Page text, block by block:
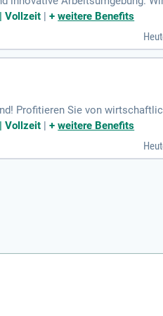
Konfiguration und Wartung
Entwicklung. Bewerben Sie
Team bei und gestalten Sie
Vollzeit |+weitere Benefits
Profitieren Sie von
in den Fokus
Vollzeit |+weitere Benefits